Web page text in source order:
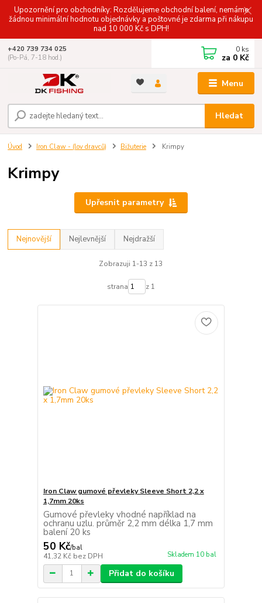
Upozornění pro obchodníky: Rozdělujeme obchodní balení, nemáme
žádnou minimální hodnotu objednávky a poštovné je zdarma při nákupu
nad 10 000 Kč s DPH!
Menu
Hledat
+420 739 734 025
(Po-Pá, 7-18 hod.)
0 ks
za 0 Kč
Úvod Iron Claw - (lov dravců) Bižuterie Krimpy
Krimpy
Upřesnit parametry
Nejnovější Nejlevnější Nejdražší
Zobrazuji 1-13 z 13
strana z 1
Iron Claw gumové převleky Sleeve Short 2,2 x
1,7mm 20ks
Gumové převleky vhodné například na
ochranu uzlu. průměr 2,2 mm délka 1,7 mm
balení 20 ks
50 Kč/bal
41,32 Kč bez DPH Skladem 10 bal
Přidat do košíku